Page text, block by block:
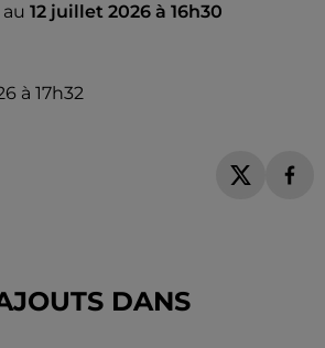
au 12 juillet 2026 à 16h30
à 17h32
DANS